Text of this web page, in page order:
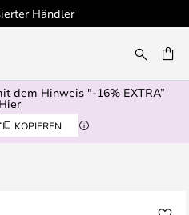
Händler
dem Hinweis "-16% EXTRA”
Hier
KOPIEREN